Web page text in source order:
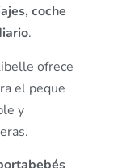
coche
.
ofrece
el peque
y